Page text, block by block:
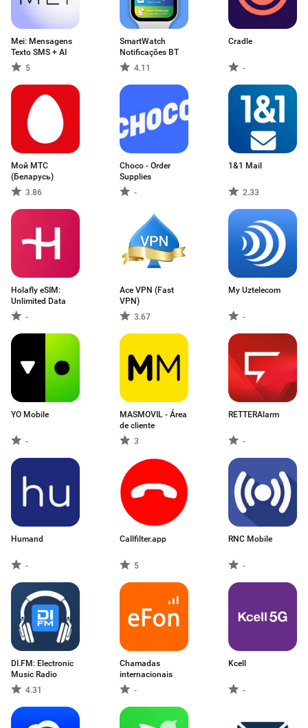
Mei: Mensagens
Texto SMS + AI
5
SmartWatch
Notificações BT
4.11
Cradle
-
Мой МТС
(Беларусь)
3.86
Choco - Order
Supplies
-
1&1 Mail
2.33
Holafly eSIM:
Unlimited Data
-
Ace VPN (Fast
VPN)
3.67
My Uztelecom
-
YO Mobile
-
MASMOVIL - Área
de cliente
3
RETTERAlarm
-
Humand
-
Callfilter.app
5
RNC Mobile
-
DI.FM: Electronic
Music Radio
4.31
Chamadas
internacionais
-
Kcell
-